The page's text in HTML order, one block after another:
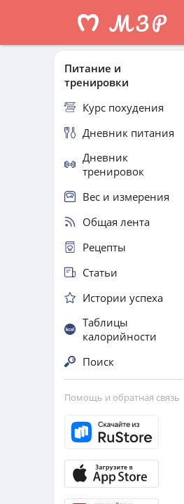
Питание и
тренировки
Курс похудения
Дневник питания
Дневник
тренировок
Вес и измерения
Общая лента
Рецепты
Статьи
Истории успеха
Таблицы
калорийности
Поиск
Помощь и обратная связь